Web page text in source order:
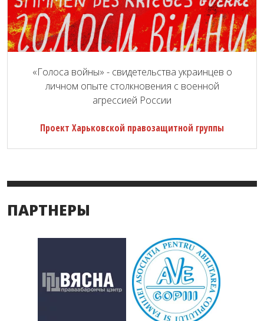
«Голоса войны» - свидетельства украинцев о
личном опыте столкновения с военной
агрессией России
Проект Харьковской правозащитной группы
ПАРТНЕРЫ